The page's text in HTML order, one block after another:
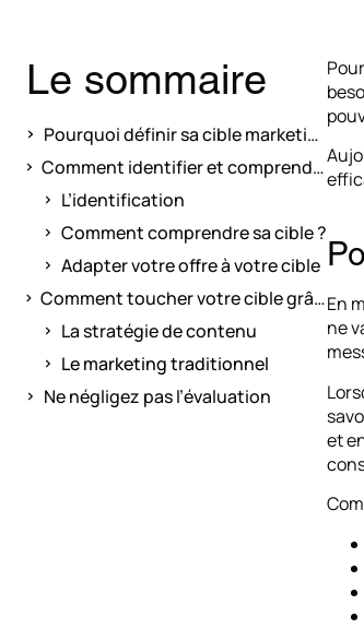
Le sommaire
Pourquoi définir sa cible marketing ?
Comment identifier et comprendre votre cible ?
L’identification
Comment comprendre sa cible ?
Adapter votre offre à votre cible
Comment toucher votre cible grâce à votre site internet ?
La stratégie de contenu
Le marketing traditionnel
Ne négligez pas l’évaluation
En
ne
et